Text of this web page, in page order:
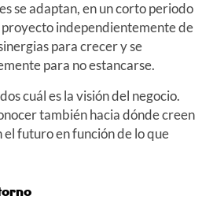
se adaptan, en un corto periodo
independientemente de
para crecer y se
para no estancarse.
cuál es la visión del negocio.
también hacia dónde creen
futuro en función de lo que